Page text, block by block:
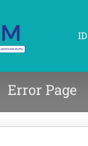
ID
Error Page